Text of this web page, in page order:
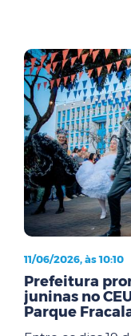
11/06/2026, às 10:10
Prefeitura
juninas no
Parque